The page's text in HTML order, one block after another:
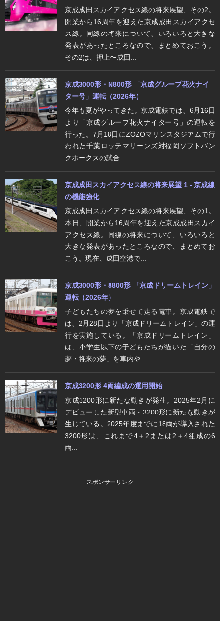
京成成田スカイアクセス線の将来展望、その2。
開業から16周年を迎えた京成成田スカイアクセ
ス線。同線の将来について、いろいろと大きな
発表があったところなので、まとめておこう。
その2は、押上〜成田...
京成3000形・N800形 「京成グループ花火ナイ
ター号」運転（2026年）
今年も夏がやってきた。京成電鉄では、6月16日
より「京成グループ花火ナイター号」の運転を
行った。7月18日にZOZOマリンスタジアムで行
われた千葉ロッテマリーンズ対福岡ソフトバン
クホークスの試合...
京成成田スカイアクセス線の将来展望 1 - 京成線
の機能強化
京成成田スカイアクセス線の将来展望、その1。
本日、開業から16周年を迎えた京成成田スカイ
アクセス線。同線の将来について、いろいろと
大きな発表があったところなので、まとめてお
こう。現在、成田空港で...
京成3000形・8800形 「京成ドリームトレイン」
運転（2026年）
子どもたちの夢を乗せて走る電車。京成電鉄で
は、2月28日より「京成ドリームトレイン」の運
行を実施している。「京成ドリームトレイン」
は、小学生以下の子どもたちが描いた「自分の
夢・将来の夢」を車内や...
京成3200形 4両編成の運用開始
京成3200形に新たな動きが発生。2025年2月に
デビューした新型車両・3200形に新たな動きが
生じている。2025年度までに18両が導入された
3200形は、これまで4＋2または2＋4組成の6
両...
スポンサーリンク